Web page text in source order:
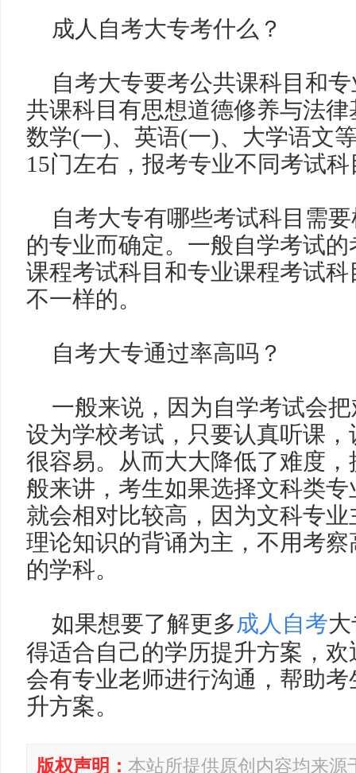
成人自考大专考什么？
自考大专要考公共课科目和
共课科目有思想道德修养与法
数学(一)、英语(一)、大学语文
15门左右，报考专业不同考试
自考大专有哪些考试科目需
的专业而确定。一般自学考试
课程考试科目和专业课程考试
不一样的。
自考大专通过率高吗？
一般来说，因为自学考试会
设为学校考试，只要认真听课
很容易。从而大大降低了难度
般来讲，考生如果选择文科类
就会相对比较高，因为文科专
理论知识的背诵为主，不用考
的学科。
如果想要了解更多成人自考
得适合自己的学历提升方案，
会有专业老师进行沟通，帮助
升方案。
版权声明： 本站所提供原创内容均来源